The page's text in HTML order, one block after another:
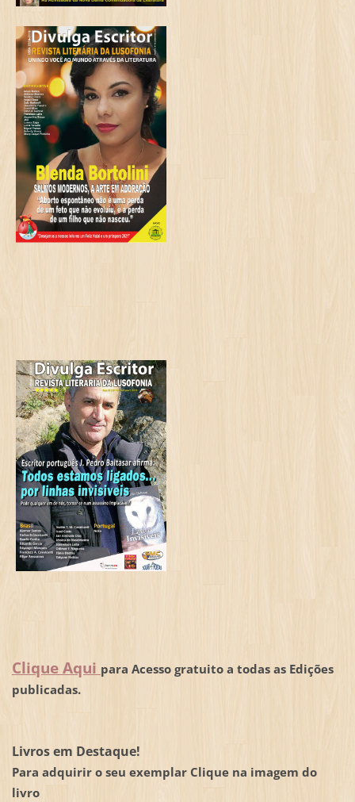
Clique Aqui para Acesso gratuito a todas as Edições
publicadas.
Livros em Destaque!
Para adquirir o seu exemplar Clique na imagem do
livro